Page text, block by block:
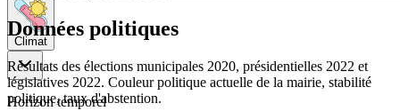
Climat
Horizon temporel
Données politiques
Résultats des élections municipales 2020, présidentielles 2022 et
législatives 2022. Couleur politique actuelle de la mairie, stabilité
politique, taux d'abstention.